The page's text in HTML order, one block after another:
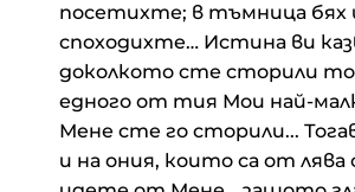
посетихте; в тъмница бях
споходихте… Истина ви
доколкото сте сторили
едного от тия Мои най-
Мене сте го сторили...
и на ония, които са от лява